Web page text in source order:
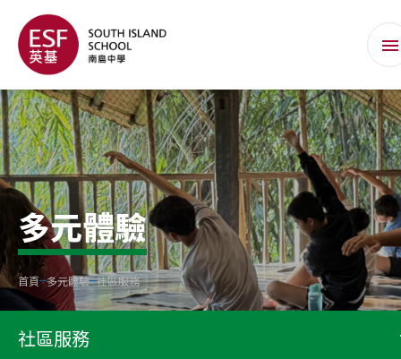
多元體驗
首頁 多元體驗 社區服務
社區服務